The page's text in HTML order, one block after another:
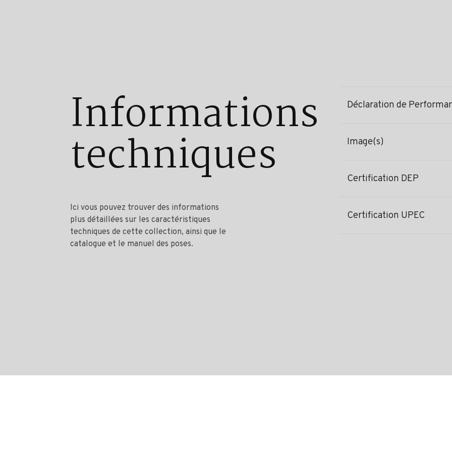
Informations
techniques
Ici vous pouvez trouver des informations
plus détaillées sur les caractéristiques
techniques de cette collection, ainsi que le
catalogue et le manuel des poses.
Déclaration de
Image(s)
Certification DEP
Certification UPEC